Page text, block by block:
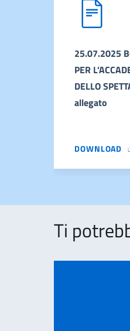
25.07.2025
PER
DELLO
allegato
DOWNLOAD
25.07.2025
Ti